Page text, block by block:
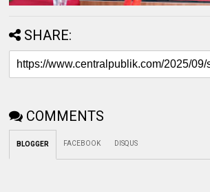
SHARE:
COMMENTS
BLOGGER FACEBOOK DISQUS